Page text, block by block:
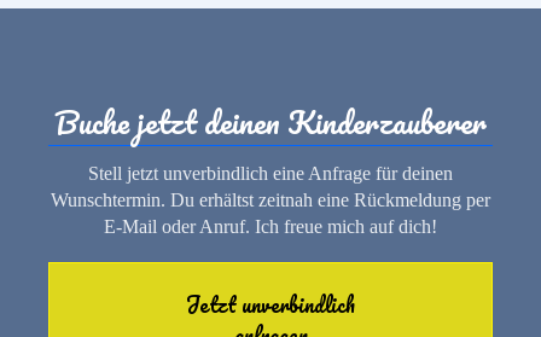
Buche jetzt deinen Kinderzauberer
Stell jetzt unverbindlich eine Anfrage für deinen
Wunschtermin. Du erhältst zeitnah eine Rückmeldung per
E-Mail oder Anruf. Ich freue mich auf dich!
Jetzt unverbindlich